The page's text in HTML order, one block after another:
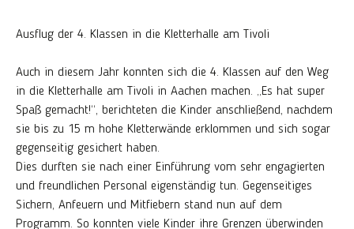
Ausflug der 4. Klassen in die Kletterhalle am Tivoli
Auch in diesem Jahr konnten sich die 4. Klassen auf den Weg
in die Kletterhalle am Tivoli in Aachen machen. „Es hat super
Spaß gemacht!“, berichteten die Kinder anschließend, nachdem
sie bis zu 15 m hohe Kletterwände erklommen und sich sogar
gegenseitig gesichert haben.
Dies durften sie nach einer Einführung vom sehr engagierten
und freundlichen Personal eigenständig tun. Gegenseitiges
Sichern, Anfeuern und Mitfiebern stand nun auf dem
Programm. So konnten viele Kinder ihre Grenzen überwinden